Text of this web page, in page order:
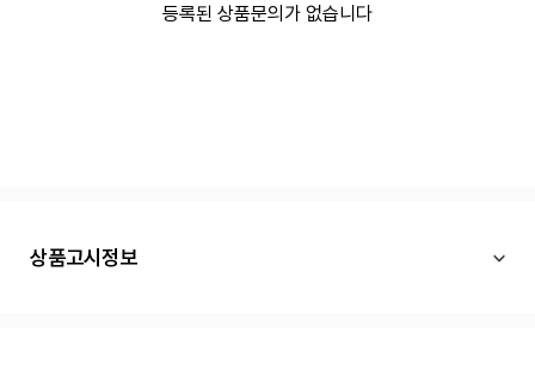
등록된 상품문의가 없습니다
상품고시정보